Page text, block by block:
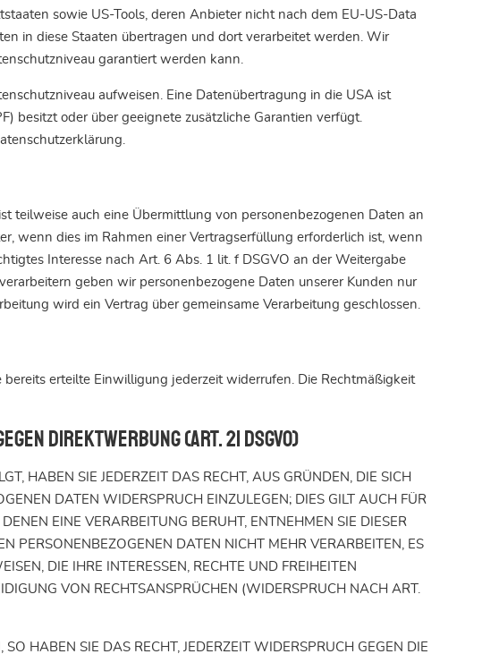
sowie US-Tools, deren Anbieter nicht nach dem EU-US-Data
in diese Staaten übertragen und dort verarbeitet werden. Wir
garantiert werden kann.
aufweisen. Eine Datenübertragung in die USA ist
besitzt oder über geeignete zusätzliche Garantien verfügt.
teilweise auch eine Übermittlung von personenbezogenen Daten an
wenn dies im Rahmen einer Vertragserfüllung erforderlich ist, wenn
Interesse nach Art. 6 Abs. 1 lit. f DSGVO an der Weitergabe
geben wir personenbezogene Daten unserer Kunden nur
wird ein Vertrag über gemeinsame Verarbeitung geschlossen.
erteilte Einwilligung jederzeit widerrufen. Die Rechtmäßigkeit
Direktwerbung (Art. 21 DSGVO)
HABEN SIE JEDERZEIT DAS RECHT, AUS GRÜNDEN, DIE SICH
DATEN WIDERSPRUCH EINZULEGEN; DIES GILT AUCH FÜR
EINE VERARBEITUNG BERUHT, ENTNEHMEN SIE DIESER
PERSONENBEZOGENEN DATEN NICHT MEHR VERARBEITEN, ES
DIE IHRE INTERESSEN, RECHTE UND FREIHEITEN
VON RECHTSANSPRÜCHEN (WIDERSPRUCH NACH ART.
HABEN SIE DAS RECHT, JEDERZEIT WIDERSPRUCH GEGEN DIE